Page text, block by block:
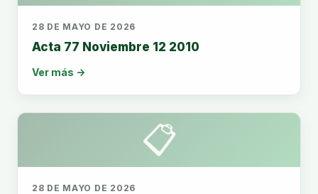
28 DE MAYO DE 2026
Acta 77 Noviembre 12 2010
Ver más →
📋
28 DE MAYO DE 2026